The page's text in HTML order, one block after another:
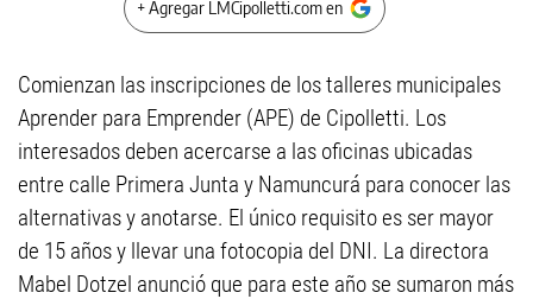
+ Agregar LMCipolletti.com en
Comienzan las inscripciones de los talleres municipales
Aprender para Emprender (APE) de Cipolletti. Los
interesados deben acercarse a las oficinas ubicadas
entre calle Primera Junta y Namuncurá para conocer las
alternativas y anotarse. El único requisito es ser mayor
de 15 años y llevar una fotocopia del DNI. La directora
Mabel Dotzel anunció que para este año se sumaron más